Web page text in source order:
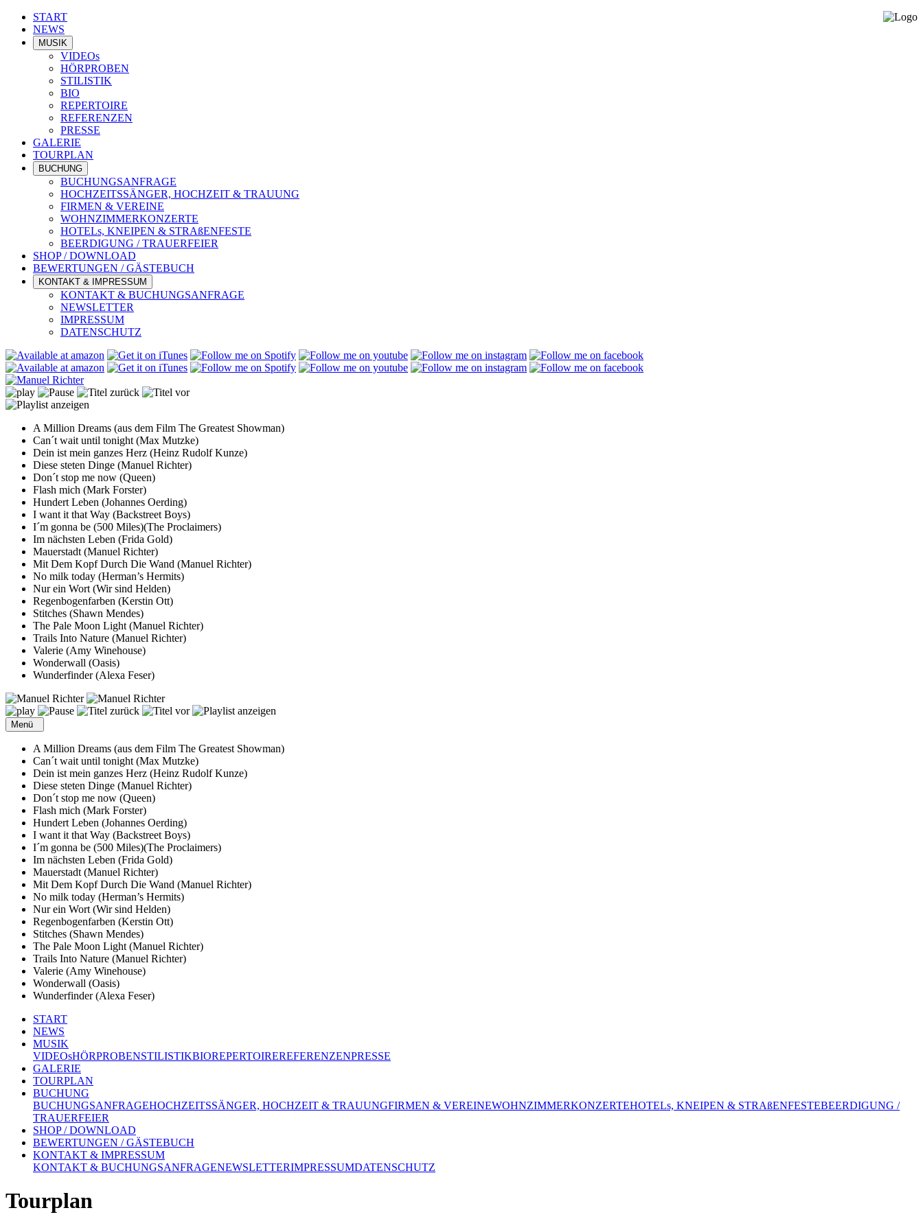
START
NEWS
MUSIK
VIDEOs
HÖRPROBEN
STILISTIK
BIO
REPERTOIRE
REFERENZEN
PRESSE
GALERIE
TOURPLAN
BUCHUNG
BUCHUNGSANFRAGE
HOCHZEITSSÄNGER, HOCHZEIT & TRAUUNG
FIRMEN & VEREINE
WOHNZIMMERKONZERTE
HOTELs, KNEIPEN & STRAßENFESTE
BEERDIGUNG / TRAUERFEIER
SHOP / DOWNLOAD
BEWERTUNGEN / GÄSTEBUCH
KONTAKT & IMPRESSUM
KONTAKT & BUCHUNGSANFRAGE
NEWSLETTER
IMPRESSUM
DATENSCHUTZ
A Million Dreams (aus dem Film The Greatest Showman)
Can´t wait until tonight (Max Mutzke)
Dein ist mein ganzes Herz (Heinz Rudolf Kunze)
Diese steten Dinge (Manuel Richter)
Don´t stop me now (Queen)
Flash mich (Mark Forster)
Hundert Leben (Johannes Oerding)
I want it that Way (Backstreet Boys)
I´m gonna be (500 Miles)(The Proclaimers)
Im nächsten Leben (Frida Gold)
Mauerstadt (Manuel Richter)
Mit Dem Kopf Durch Die Wand (Manuel Richter)
No milk today (Herman’s Hermits)
Nur ein Wort (Wir sind Helden)
Regenbogenfarben (Kerstin Ott)
Stitches (Shawn Mendes)
The Pale Moon Light (Manuel Richter)
Trails Into Nature (Manuel Richter)
Valerie (Amy Winehouse)
Wonderwall (Oasis)
Wunderfinder (Alexa Feser)
Menü
A Million Dreams (aus dem Film The Greatest Showman)
Can´t wait until tonight (Max Mutzke)
Dein ist mein ganzes Herz (Heinz Rudolf Kunze)
Diese steten Dinge (Manuel Richter)
Don´t stop me now (Queen)
Flash mich (Mark Forster)
Hundert Leben (Johannes Oerding)
I want it that Way (Backstreet Boys)
I´m gonna be (500 Miles)(The Proclaimers)
Im nächsten Leben (Frida Gold)
Mauerstadt (Manuel Richter)
Mit Dem Kopf Durch Die Wand (Manuel Richter)
No milk today (Herman’s Hermits)
Nur ein Wort (Wir sind Helden)
Regenbogenfarben (Kerstin Ott)
Stitches (Shawn Mendes)
The Pale Moon Light (Manuel Richter)
Trails Into Nature (Manuel Richter)
Valerie (Amy Winehouse)
Wonderwall (Oasis)
Wunderfinder (Alexa Feser)
START
NEWS
MUSIK
VIDEOsHÖRPROBENSTILISTIKBIOREPERTOIREREFERENZENPRESSE
GALERIE
TOURPLAN
BUCHUNG
BUCHUNGSANFRAGEHOCHZEITSSÄNGER, HOCHZEIT & TRAUUNGFIRMEN & VEREINEWOHNZIMMERKONZERTEHOTELs, KNEIPEN & STRAßENFESTEBEERDIGUNG /
TRAUERFEIER
SHOP / DOWNLOAD
BEWERTUNGEN / GÄSTEBUCH
KONTAKT & IMPRESSUM
KONTAKT & BUCHUNGSANFRAGENEWSLETTERIMPRESSUMDATENSCHUTZ
Tourplan